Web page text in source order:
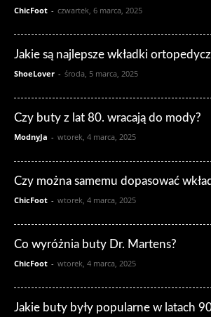
ChicFoot - czwartek, 6 marca, 2025
Jakie są najlepsze wkładki
ShoeLover - środa, 5 marca, 2025
Czy buty z lat 80. wracają do mody?
ModnyJa - wtorek, 4 marca, 2025
Czy można samemu dopasować
ChicFoot - wtorek, 4 marca, 2025
Co wyróżnia buty Dr. Martens?
ChicFoot - wtorek, 4 marca, 2025
Jakie buty były popularne w latach